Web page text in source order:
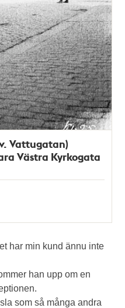
Vattugatan)
Västra Kyrkogata
har min kund ännu inte
han upp om en
som så många andra